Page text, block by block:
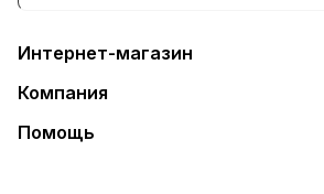
Интернет-магазин
Компания
Помощь